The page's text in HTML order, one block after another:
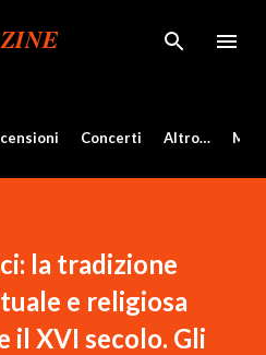
principali
Concerti Altro…
la tradizione
e religiosa
il XVI secolo. Gli